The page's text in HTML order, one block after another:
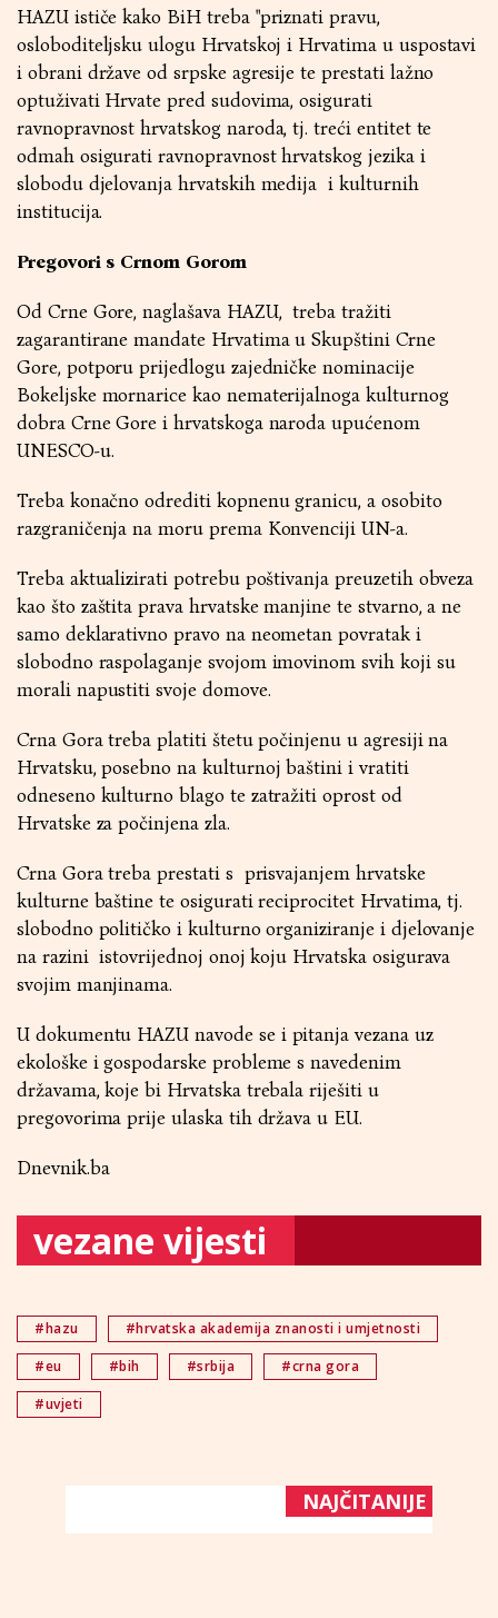
HAZU ističe kako BiH treba "priznati pravu,
osloboditeljsku ulogu Hrvatskoj i Hrvatima u uspostavi
i obrani države od srpske agresije te prestati lažno
optuživati Hrvate pred sudovima, osigurati
ravnopravnost hrvatskog naroda, tj. treći entitet te
odmah osigurati ravnopravnost hrvatskog jezika i
slobodu djelovanja hrvatskih medija i kulturnih
institucija.
Pregovori s Crnom Gorom
Od Crne Gore, naglašava HAZU, treba tražiti
zagarantirane mandate Hrvatima u Skupštini Crne
Gore, potporu prijedlogu zajedničke nominacije
Bokeljske mornarice kao nematerijalnoga kulturnog
dobra Crne Gore i hrvatskoga naroda upućenom
UNESCO-u.
Treba konačno odrediti kopnenu granicu, a osobito
razgraničenja na moru prema Konvenciji UN-a.
Treba aktualizirati potrebu poštivanja preuzetih obveza
kao što zaštita prava hrvatske manjine te stvarno, a ne
samo deklarativno pravo na neometan povratak i
slobodno raspolaganje svojom imovinom svih koji su
morali napustiti svoje domove.
Crna Gora treba platiti štetu počinjenu u agresiji na
Hrvatsku, posebno na kulturnoj baštini i vratiti
odneseno kulturno blago te zatražiti oprost od
Hrvatske za počinjena zla.
Crna Gora treba prestati s prisvajanjem hrvatske
kulturne baštine te osigurati reciprocitet Hrvatima, tj.
slobodno političko i kulturno organiziranje i djelovanje
na razini istovrijednoj onoj koju Hrvatska osigurava
svojim manjinama.
U dokumentu HAZU navode se i pitanja vezana uz
ekološke i gospodarske probleme s navedenim
državama, koje bi Hrvatska trebala riješiti u
pregovorima prije ulaska tih država u EU.
Dnevnik.ba
vezane vijesti
#hazu
#hrvatska akademija znanosti i umjetnosti
#eu
#bih #srbija
#crna gora
#uvjeti
NAJČITANIJE